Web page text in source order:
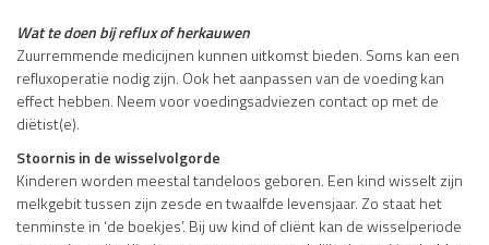
Wat te doen bij reflux of herkauwen
Zuurremmende medicijnen kunnen uitkomst bieden. Soms kan een
refluxoperatie nodig zijn. Ook het aanpassen van de voeding kan
effect hebben. Neem voor voedingsadviezen contact op met de
diëtist(e).
Stoornis in de wisselvolgorde
Kinderen worden meestal tandeloos geboren. Een kind wisselt zijn
melkgebit tussen zijn zesde en twaalfde levensjaar. Zo staat het
tenminste in ‘de boekjes’. Bij uw kind of cliënt kan de wisselperiode